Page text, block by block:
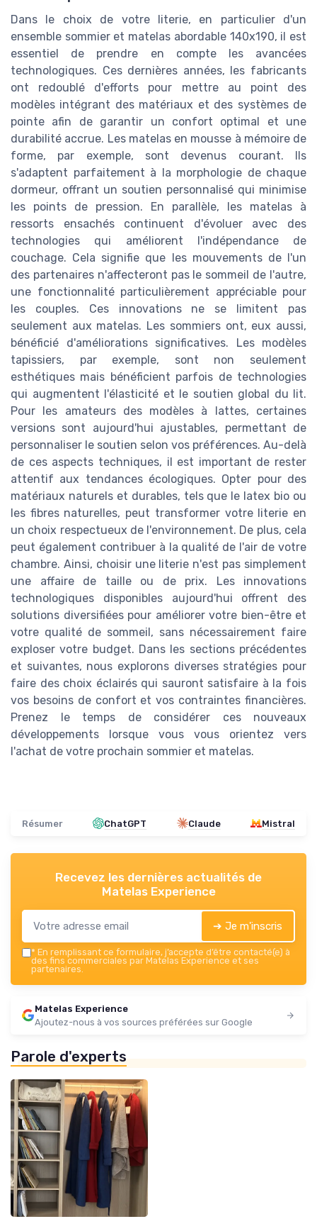
Dans le choix de votre literie, en particulier d'un
ensemble sommier et matelas abordable 140x190, il est
essentiel de prendre en compte les avancées
technologiques. Ces dernières années, les fabricants
ont redoublé d'efforts pour mettre au point des
modèles intégrant des matériaux et des systèmes de
pointe afin de garantir un confort optimal et une
durabilité accrue. Les matelas en mousse à mémoire de
forme, par exemple, sont devenus courant. Ils
s'adaptent parfaitement à la morphologie de chaque
dormeur, offrant un soutien personnalisé qui minimise
les points de pression. En parallèle, les matelas à
ressorts ensachés continuent d'évoluer avec des
technologies qui améliorent l'indépendance de
couchage. Cela signifie que les mouvements de l'un
des partenaires n'affecteront pas le sommeil de l'autre,
une fonctionnalité particulièrement appréciable pour
les couples. Ces innovations ne se limitent pas
seulement aux matelas. Les sommiers ont, eux aussi,
bénéficié d'améliorations significatives. Les modèles
tapissiers, par exemple, sont non seulement
esthétiques mais bénéficient parfois de technologies
qui augmentent l'élasticité et le soutien global du lit.
Pour les amateurs des modèles à lattes, certaines
versions sont aujourd'hui ajustables, permettant de
personnaliser le soutien selon vos préférences. Au-delà
de ces aspects techniques, il est important de rester
attentif aux tendances écologiques. Opter pour des
matériaux naturels et durables, tels que le latex bio ou
les fibres naturelles, peut transformer votre literie en
un choix respectueux de l'environnement. De plus, cela
peut également contribuer à la qualité de l'air de votre
chambre. Ainsi, choisir une literie n'est pas simplement
une affaire de taille ou de prix. Les innovations
technologiques disponibles aujourd'hui offrent des
solutions diversifiées pour améliorer votre bien-être et
votre qualité de sommeil, sans nécessairement faire
exploser votre budget. Dans les sections précédentes
et suivantes, nous explorons diverses stratégies pour
faire des choix éclairés qui sauront satisfaire à la fois
vos besoins de confort et vos contraintes financières.
Prenez le temps de considérer ces nouveaux
développements lorsque vous vous orientez vers
l'achat de votre prochain sommier et matelas.
Résumer ChatGPT Claude Mistral
Recevez les dernières actualités de
Matelas Experience
➔ Je m'inscris
* En remplissant ce formulaire, j’accepte d’être contacté(e) à
des fins commerciales par Matelas Experience et ses
partenaires.
Matelas Experience
Ajoutez-nous à vos sources préférées sur Google
Parole d'experts